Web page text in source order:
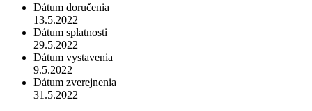
Dátum doručenia
13.5.2022
Dátum splatnosti
29.5.2022
Dátum vystavenia
9.5.2022
Dátum zverejnenia
31.5.2022